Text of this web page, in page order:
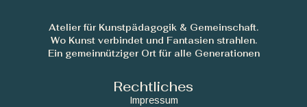
Atelier für Kunstpädagogik & Gemeinschaft.
Wo Kunst verbindet und Fantasien strahlen.
Ein gemeinnütziger Ort für alle Generationen
Rechtliches
Impressum